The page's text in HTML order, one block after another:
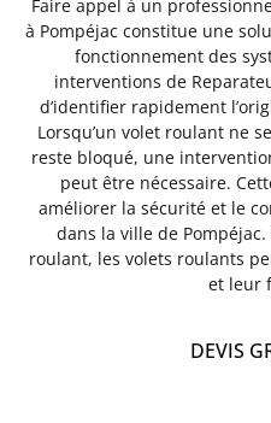
Faire appel à un
à Pompéjac constitue une
fonctionnement des
interventions de
d’identifier rapidement
Lorsqu’un volet roulant ne
reste bloqué, une
peut être nécessaire.
améliorer la sécurité et le
dans la ville de
roulant, les volets roulants
et leur
DEVIS